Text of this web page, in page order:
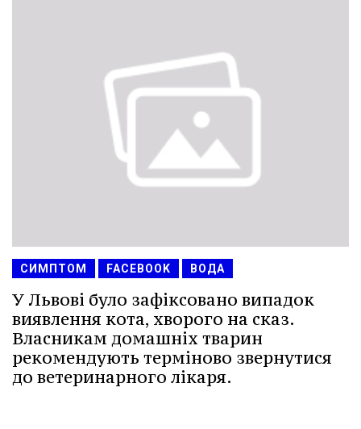
СИМПТОМ FACEBOOK ВОДА
У Львові було зафіксовано випадок
виявлення кота, хворого на сказ.
Власникам домашніх тварин
рекомендують терміново звернутися
до ветеринарного лікаря.